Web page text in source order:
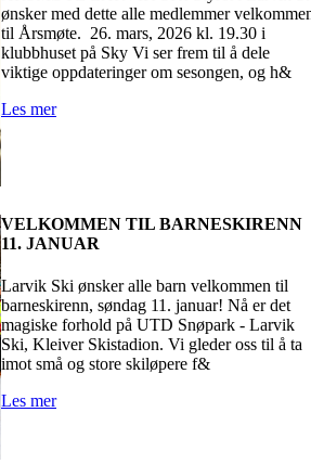
ønsker med dette alle medlemmer
til Årsmøte. 26. mars, 2026 kl. 19.30 i
klubbhuset på Sky Vi ser frem til å dele
viktige oppdateringer om sesongen, og h&
Les mer
VELKOMMEN TIL BARNESKIRENN
11. JANUAR
Larvik Ski ønsker alle barn velkommen til
barneskirenn, søndag 11. januar! Nå er det
magiske forhold på UTD Snøpark - Larvik
Ski, Kleiver Skistadion. Vi gleder oss til å ta
imot små og store skiløpere f&
Les mer